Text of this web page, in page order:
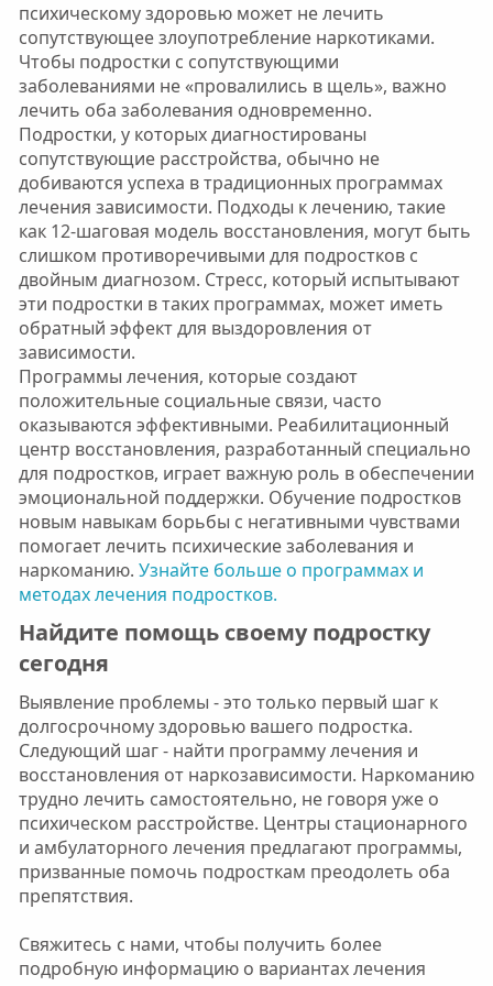
психическому здоровью может не лечить
сопутствующее злоупотребление наркотиками.
Чтобы подростки с сопутствующими
заболеваниями не «провалились в щель», важно
лечить оба заболевания одновременно.
Подростки, у которых диагностированы
сопутствующие расстройства, обычно не
добиваются успеха в традиционных программах
лечения зависимости. Подходы к лечению, такие
как 12-шаговая модель восстановления, могут быть
слишком противоречивыми для подростков с
двойным диагнозом. Стресс, который испытывают
эти подростки в таких программах, может иметь
обратный эффект для выздоровления от
зависимости.
Программы лечения, которые создают
положительные социальные связи, часто
оказываются эффективными. Реабилитационный
центр восстановления, разработанный специально
для подростков, играет важную роль в обеспечении
эмоциональной поддержки. Обучение подростков
новым навыкам борьбы с негативными чувствами
помогает лечить психические заболевания и
наркоманию. Узнайте больше о программах и
методах лечения подростков.
Найдите помощь своему подростку
сегодня​
Выявление проблемы - это только первый шаг к
долгосрочному здоровью вашего подростка.
Следующий шаг - найти программу лечения и
восстановления от наркозависимости. Наркоманию
трудно лечить самостоятельно, не говоря уже о
психическом расстройстве. Центры стационарного
и амбулаторного лечения предлагают программы,
призванные помочь подросткам преодолеть оба
препятствия.
Свяжитесь с нами, чтобы получить более
подробную информацию о вариантах лечения